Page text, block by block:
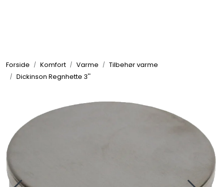
Forside Komfort Varme
Tilbehør varme
Dickinson Regnhette 3''
Elektrisk
Bygg/Innredning